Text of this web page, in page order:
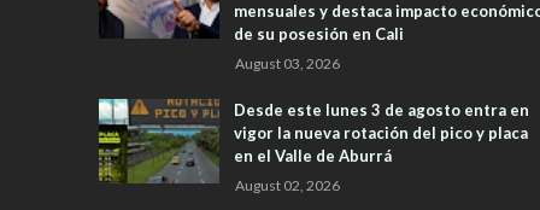
mensuales y destaca impacto
de su posesión en Cali
August 03, 2026
Desde este lunes 3 de agosto entra en
vigor la nueva rotación del pico y placa
en el Valle de Aburrá
August 02, 2026